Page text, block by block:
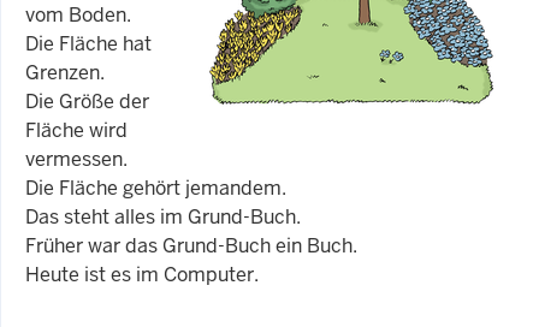
vom Boden.
Die Fläche hat
Grenzen.
Die Größe der
Fläche wird
vermessen.
Die Fläche gehört jemandem.
Das steht alles im Grund-Buch.
Früher war das Grund-Buch ein Buch.
Heute ist es im Computer.